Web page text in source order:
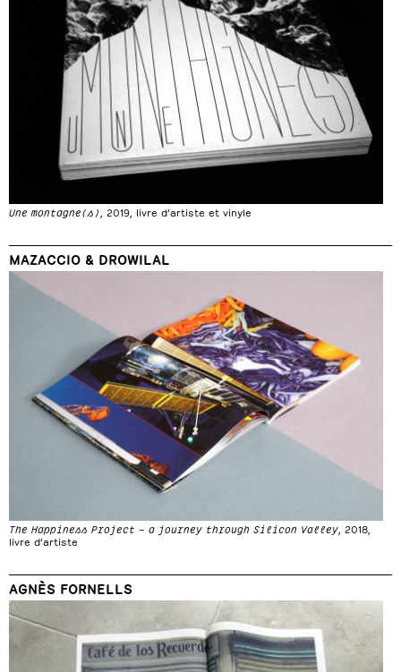
Une montagne(s) , 2019, livre d’artiste et vinyle
MAZACCIO & DROWILAL
The Happiness Project – a journey through Silicon Valley , 2018,
livre d’artiste
AGNÈS FORNELLS